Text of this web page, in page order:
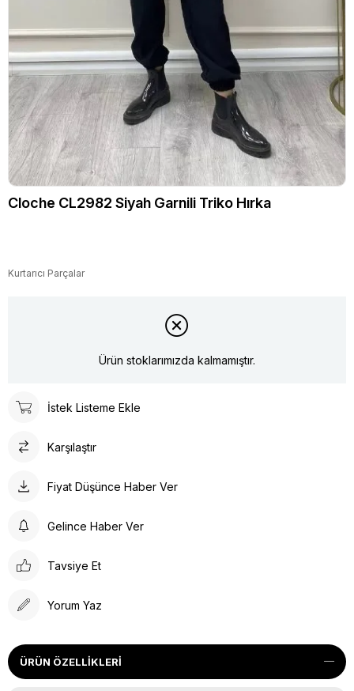
Cloche CL2982 Siyah Garnili Triko Hırka
Kurtarıcı Parçalar
Ürün stoklarımızda kalmamıştır.
İstek Listeme Ekle
Karşılaştır
Fiyat Düşünce Haber Ver
Gelince Haber Ver
Tavsiye Et
Yorum Yaz
ÜRÜN ÖZELLIKLERI